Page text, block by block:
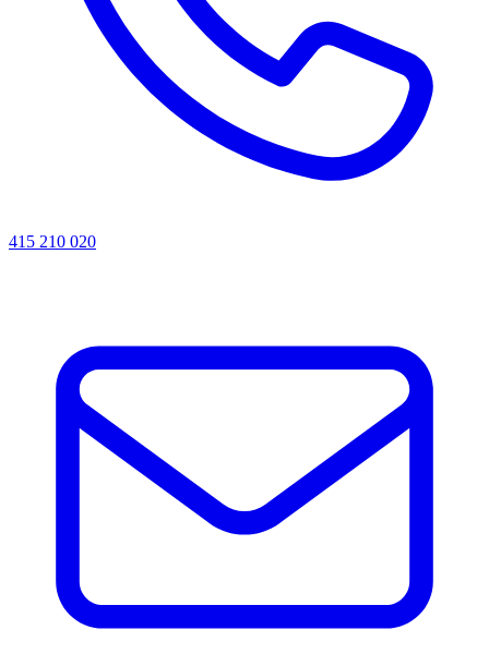
415 210 020